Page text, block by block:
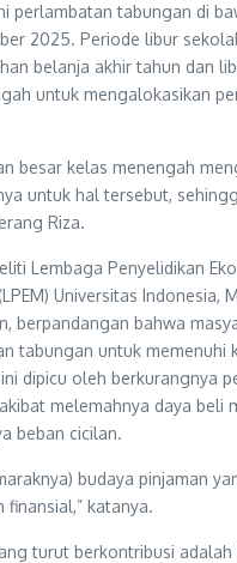
perlambatan tabungan di
2025. Periode libur
belanja akhir tahun dan
untuk mengalokasikan
besar kelas menengah
untuk hal tersebut,
Riza.
Lembaga Penyelidikan
Universitas Indonesia,
berpandangan bahwa
tabungan untuk memenuhi
dipicu oleh berkurangnya
melemahnya daya beli
beban cicilan.
budaya pinjaman
finansial,” katanya.
turut berkontribusi adalah